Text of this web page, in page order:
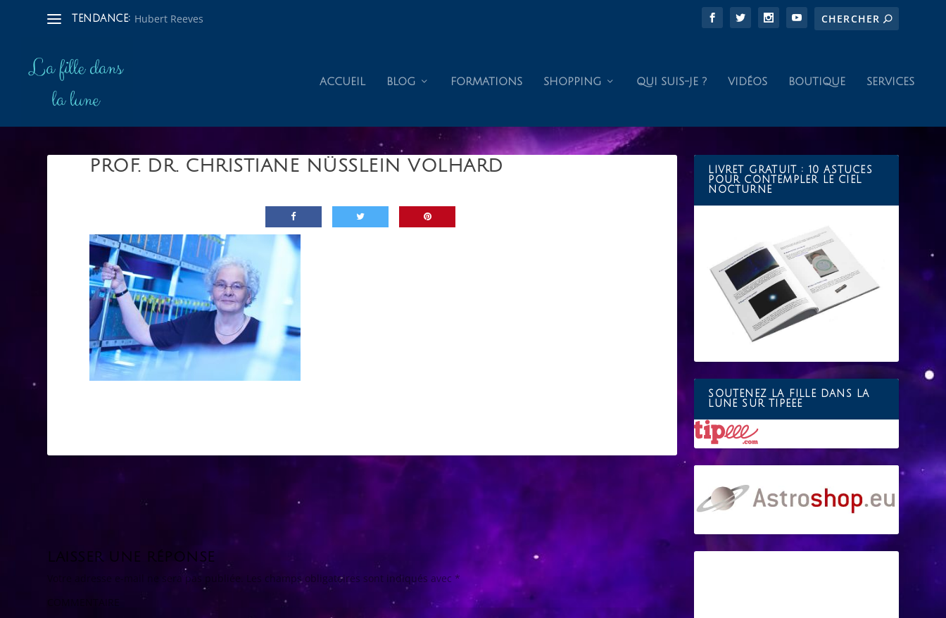
TENDANCE: Hubert Reeves
ACCUEIL BLOG FORMATIONS SHOPPING QUI SUIS-JE ? VIDÉOS BOUTIQUE SERVICES
PROF. DR. CHRISTIANE NÜSSLEIN VOLHARD
LAISSER UNE RÉPONSE
Votre adresse e-mail ne sera pas publiée. Les champs obligatoires sont indiqués avec*
LIVRET GRATUIT : 10 ASTUCES
POUR CONTEMPLER LE CIEL
NOCTURNE
SOUTENEZ LA FILLE DANS LA
LUNE SUR TIPEEE